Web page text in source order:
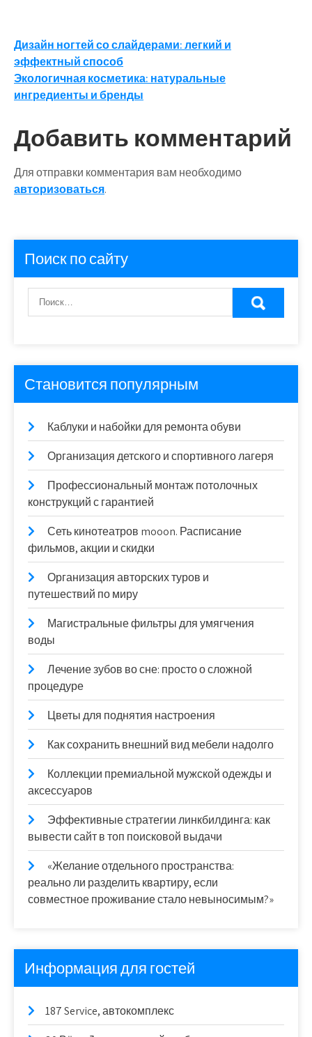
Навигация
по
записям
Дизайн ногтей со слайдерами: легкий и
эффектный способ
Экологичная косметика: натуральные
ингредиенты и бренды
Добавить комментарий
Для отправки комментария вам необходимо
авторизоваться.
Поиск по сайту
Становится популярным
Каблуки и набойки для ремонта обуви
Организация детского и спортивного лагеря
Профессиональный монтаж потолочных
конструкций с гарантией
Сеть кинотеатров mooon. Расписание
фильмов, акции и скидки
Организация авторских туров и
путешествий по миру
Магистральные фильтры для умягчения
воды
Лечение зубов во сне: просто о сложной
процедуре
Цветы для поднятия настроения
Как сохранить внешний вид мебели надолго
Коллекции премиальной мужской одежды и
аксессуаров
Эффективные стратегии линкбилдинга: как
вывести сайт в топ поисковой выдачи
«Желание отдельного пространства:
реально ли разделить квартиру, если
совместное проживание стало невыносимым?»
Информация для гостей
187 Service, автокомплекс